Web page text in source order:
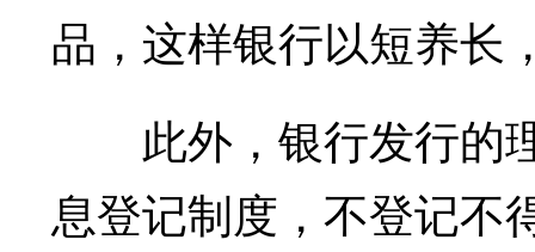
品，这样银行以短养长
此外，银行发行的
息登记制度，不登记不